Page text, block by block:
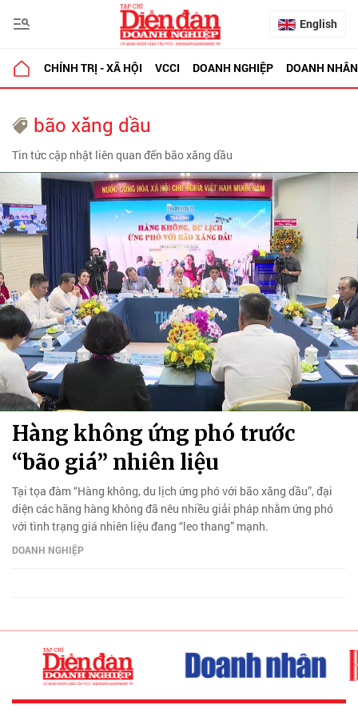
English
CHÍNH TRỊ - XÃ HỘI VCCI DOANH NGHIỆP DOANH NHÂN
bão xăng dầu
Tin tức cập nhật liên quan đến bão xăng dầu
Hàng không ứng phó trước
“bão giá” nhiên liệu
Tại tọa đàm “Hàng không, du lịch ứng phó với bão xăng dầu”, đại
diện các hãng hàng không đã nêu nhiều giải pháp nhằm ứng phó
với tình trạng giá nhiên liệu đang “leo thang” mạnh.
DOANH NGHIỆP